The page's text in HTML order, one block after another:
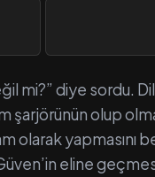
mi?” diye sordu.
şarjörünün olup
olarak yapmasını
eline